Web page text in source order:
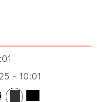
- 10:01